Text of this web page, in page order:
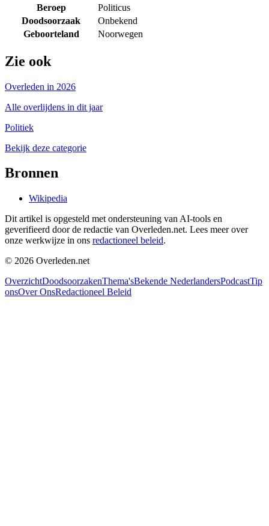
Beroep
Politicus
Doodsoorzaak
Onbekend
Geboorteland
Noorwegen
Zie ook
Overleden in 2026
Alle overlijdens in dit jaar
Politiek
Bekijk deze categorie
Bronnen
Wikipedia
Dit artikel is opgesteld met ondersteuning van AI-tools en
geverifieerd door de redactie van Overleden.net. Lees meer over
onze werkwijze in ons redactioneel beleid.
© 2026 Overleden.net
OverzichtDoodsoorzakenThema'sBekende NederlandersPodcastTip
onsOver OnsRedactioneel Beleid